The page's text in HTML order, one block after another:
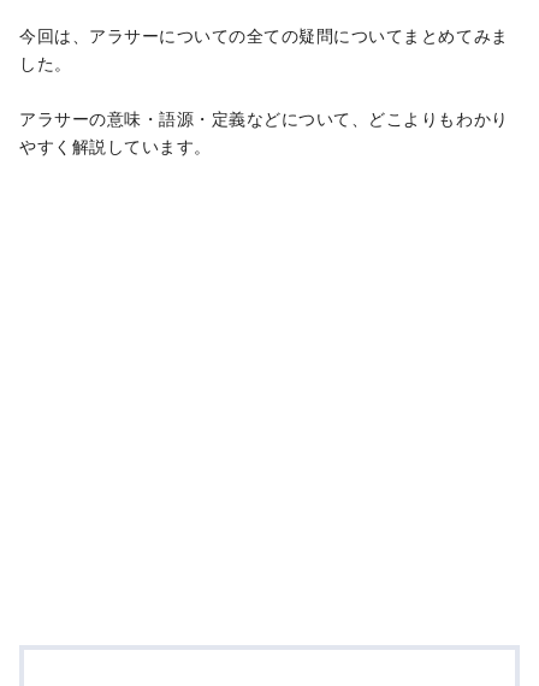
今回は、アラサーについての全ての疑問についてまとめてみま
した。
アラサーの意味・語源・定義などについて、どこよりもわかり
やすく解説しています。